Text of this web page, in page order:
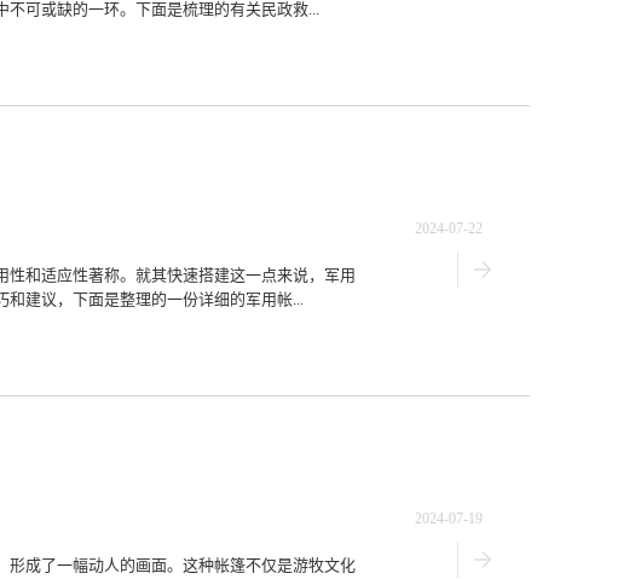
可或缺的一环。下面是梳理的有关民政救...
2024-07-22
和适应性著称。就其快速搭建这一点来说，军用
建议，下面是整理的一份详细的军用帐...
2024-07-19
成了一幅动人的画面。这种帐篷不仅是游牧文化